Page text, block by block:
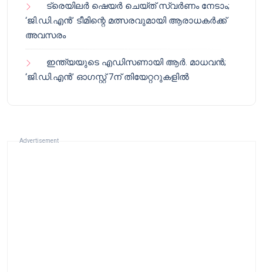
ട്രെയിലർ ഷെയർ ചെയ്‌ത് സ്വർണം നേടാം;
‘ജി.ഡി.എൻ’ ടീമിന്റെ മത്സരവുമായി ആരാധകർക്ക്
അവസരം
ഇന്ത്യയുടെ എഡിസണായി ആർ. മാധവൻ;
‘ജി.ഡി.എൻ’ ഓഗസ്റ്റ് 7ന് തിയേറ്ററുകളിൽ
Advertisement